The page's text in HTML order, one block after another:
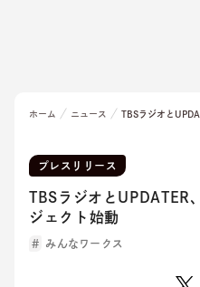
ホーム ニュース TBSラジオと
プレスリリース
TBSラジオとUPDATER
ジェクト始動
みんなワークス